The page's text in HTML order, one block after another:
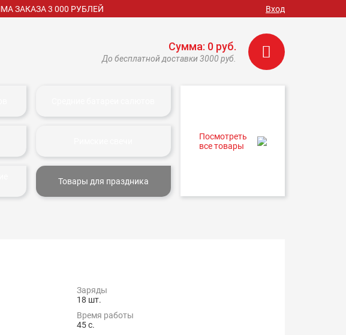
ЗАКАЗА 3 000 РУБЛЕЙ Вход
Сумма: 0 руб.
До бесплатной доставки 3000 руб.
Товары для праздника
Посмотреть
все товары
Заряды
18 шт.
Время работы
45 с.